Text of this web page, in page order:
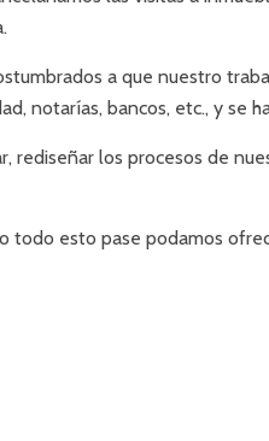
a que nuestro
notarías, bancos, etc., y se
los procesos de
todo esto pase podamos